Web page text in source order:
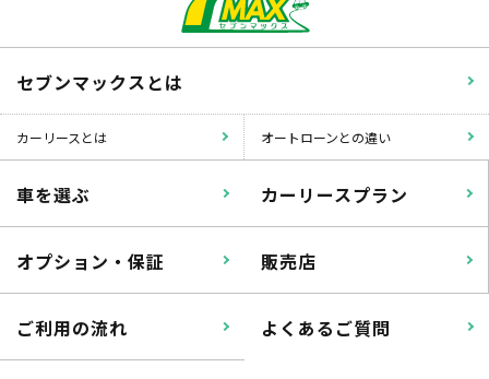
セブンマックスとは
カーリースとは オートローンとの違い
車を選ぶ カーリースプラン
オプション・保証 販売店
ご利用の流れ よくあるご質問